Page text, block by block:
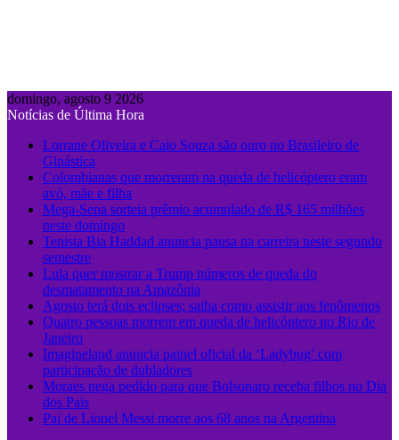
domingo, agosto 9 2026
Notícias de Última Hora
Lorrane Oliveira e Caio Souza são ouro no Brasileiro de
Ginástica
Colombianas que morreram na queda de helicóptero eram
avó, mãe e filha
Mega-Sena sorteia prêmio acumulado de R$ 165 milhões
neste domingo
Tenista Bia Haddad anuncia pausa na carreira neste segundo
semestre
Lula quer mostrar a Trump números de queda do
desmatamento na Amazônia
Agosto terá dois eclipses; saiba como assistir aos fenômenos
Quatro pessoas morrem em queda de helicóptero no Rio de
Janeiro
Imagineland anuncia painel oficial da ‘Ladybug’ com
participação de dubladores
Moraes nega pedido para que Bolsonaro receba filhos no Dia
dos Pais
Pai de Lionel Messi morre aos 68 anos na Argentina